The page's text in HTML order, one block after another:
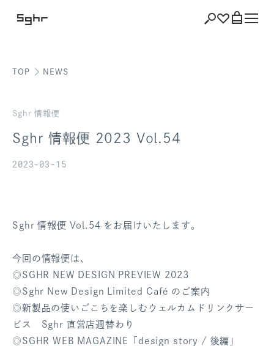
ショッピング
ポイント
ログアウト
TOP NEWS
Sghr 情報便
Sghr 情報便 2023 Vol.54
2023-03-15
Sghr 情報便 Vol.54 をお届けいたします。
今回の情報便は、
◎SGHR NEW DESIGN PREVIEW 2023
◎Sghr New Design Limited Café のご案内
◎新製品の使いごこちを楽しむウェルカムドリンクサー
ビス Sghr 直営店週替わり
◎SGHR WEB MAGAZINE「design story / 後編」